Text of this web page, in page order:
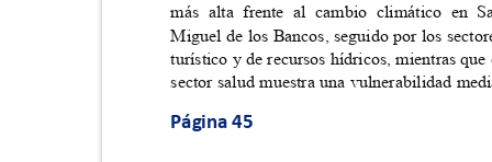
más alta frente al cambio climático en
Miguel de los Bancos, seguido por los
turístico y de recursos hídricos, mientras
sector salud muestra una vulnerabilidad
Página 45